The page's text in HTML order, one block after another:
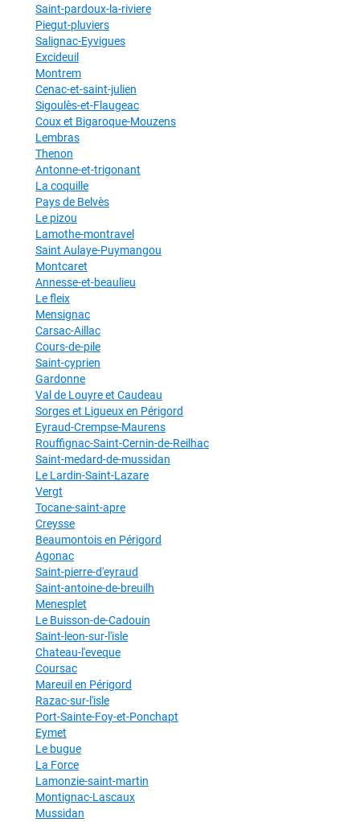
Saint-pardoux-la-riviere
Piegut-pluviers
Salignac-Eyvigues
Excideuil
Montrem
Cenac-et-saint-julien
Sigoulès-et-Flaugeac
Coux et Bigaroque-Mouzens
Lembras
Thenon
Antonne-et-trigonant
La coquille
Pays de Belvès
Le pizou
Lamothe-montravel
Saint Aulaye-Puymangou
Montcaret
Annesse-et-beaulieu
Le fleix
Mensignac
Carsac-Aillac
Cours-de-pile
Saint-cyprien
Gardonne
Val de Louyre et Caudeau
Sorges et Ligueux en Périgord
Eyraud-Crempse-Maurens
Rouffignac-Saint-Cernin-de-Reilhac
Saint-medard-de-mussidan
Le Lardin-Saint-Lazare
Vergt
Tocane-saint-apre
Creysse
Beaumontois en Périgord
Agonac
Saint-pierre-d'eyraud
Saint-antoine-de-breuilh
Menesplet
Le Buisson-de-Cadouin
Saint-leon-sur-l'isle
Chateau-l'eveque
Coursac
Mareuil en Périgord
Razac-sur-l'isle
Port-Sainte-Foy-et-Ponchapt
Eymet
Le bugue
La Force
Lamonzie-saint-martin
Montignac-Lascaux
Mussidan